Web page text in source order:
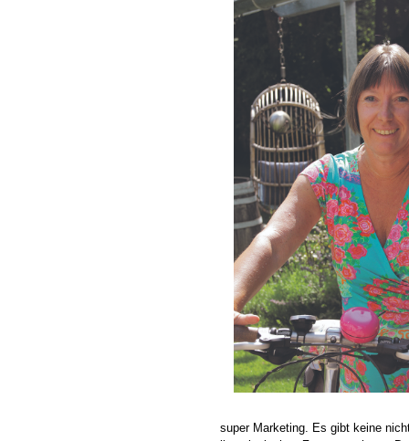
super Marketing. Es gibt keine